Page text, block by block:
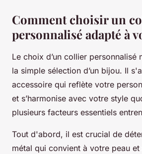
Comment choisir un
personnalisé adapté à
Le choix d’un collier personnalisé
la simple sélection d’un bijou. Il
accessoire qui reflète votre
et s’harmonise avec votre style
plusieurs facteurs essentiels
Tout d'abord, il est crucial de
métal qui convient à votre peau et